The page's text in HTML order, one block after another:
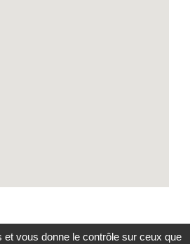
vous donne le contrôle sur ceux que